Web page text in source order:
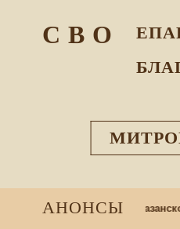
С В О
АНОНСЫ
школу: приход Казанского